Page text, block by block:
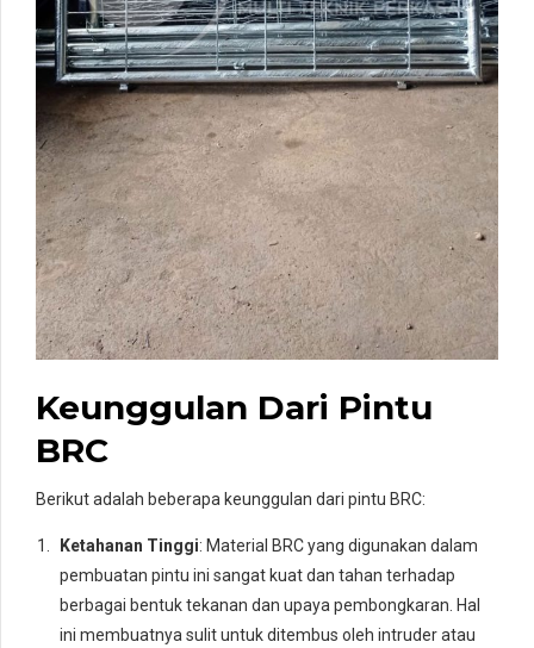
Keunggulan Dari Pintu
BRC
Berikut adalah beberapa keunggulan dari pintu BRC:
Ketahanan Tinggi: Material BRC yang digunakan dalam
pembuatan pintu ini sangat kuat dan tahan terhadap
berbagai bentuk tekanan dan upaya pembongkaran. Hal
ini membuatnya sulit untuk ditembus oleh intruder atau